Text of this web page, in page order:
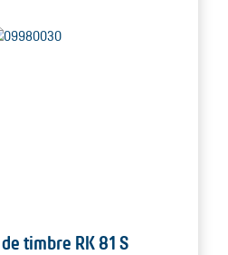
timbre RK 81 S